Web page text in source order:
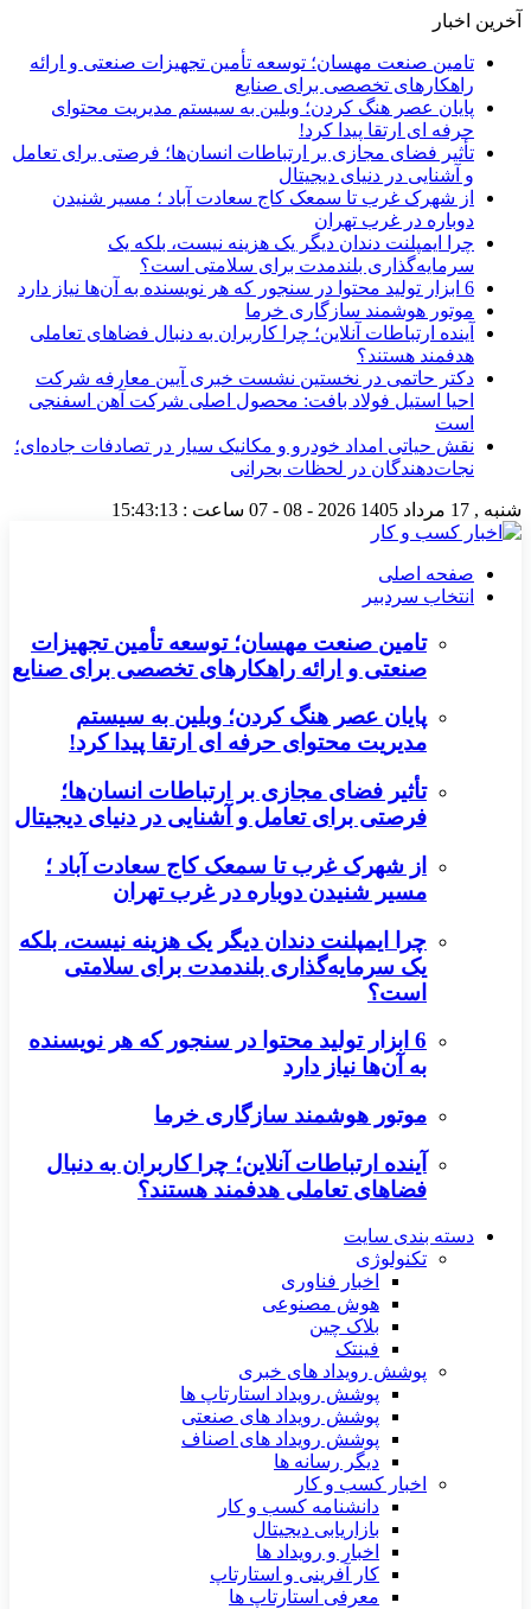
آخرین اخبار
تامین صنعت مهسان؛ توسعه تأمین تجهیزات صنعتی و ارائه
راهکارهای تخصصی برای صنایع
پایان عصر هنگ کردن؛ وبلین به سیستم مدیریت محتوای
حرفه ای ارتقا پیدا کرد!
تأثیر فضای مجازی بر ارتباطات انسان‌ها؛ فرصتی برای تعامل
و آشنایی در دنیای دیجیتال
از شهرک غرب تا سمعک کاج سعادت آباد ؛ مسیر شنیدن
دوباره در غرب تهران
چرا ایمپلنت دندان دیگر یک هزینه نیست، بلکه یک
سرمایه‌گذاری بلندمدت برای سلامتی است؟
6 ابزار تولید محتوا در سنجور که هر نویسنده به آن‌ها نیاز دارد
موتور هوشمند سازگاری خرما
آینده ارتباطات آنلاین؛ چرا کاربران به دنبال فضاهای تعاملی
هدفمند هستند؟
دکتر حاتمی در نخستین نشست خبری آیین معارفه شرکت
احیا استیل فولاد بافت: محصول اصلی شرکت آهن اسفنجی
است
نقش حیاتی امداد خودرو و مکانیک سیار در تصادفات جاده‌ای؛
نجات‌دهندگان در لحظات بحرانی
شنبه , 17 مرداد 1405 2026 - 08 - 07 ساعت : 15:43:14
صفحه اصلی
انتخاب سردبیر
تامین صنعت مهسان؛ توسعه تأمین تجهیزات
صنعتی و ارائه راهکارهای تخصصی برای صنایع
پایان عصر هنگ کردن؛ وبلین به سیستم
مدیریت محتوای حرفه ای ارتقا پیدا کرد!
تأثیر فضای مجازی بر ارتباطات انسان‌ها؛
فرصتی برای تعامل و آشنایی در دنیای دیجیتال
از شهرک غرب تا سمعک کاج سعادت آباد ؛
مسیر شنیدن دوباره در غرب تهران
چرا ایمپلنت دندان دیگر یک هزینه نیست، بلکه
یک سرمایه‌گذاری بلندمدت برای سلامتی
است؟
6 ابزار تولید محتوا در سنجور که هر نویسنده
به آن‌ها نیاز دارد
موتور هوشمند سازگاری خرما
آینده ارتباطات آنلاین؛ چرا کاربران به دنبال
فضاهای تعاملی هدفمند هستند؟
دسته بندی سایت
تکنولوژی
اخبار فناوری
هوش مصنوعی
بلاک چین
فینتک
پوشش رویداد های خبری
پوشش رویداد استارتاپ ها
پوشش رویداد های صنعتی
پوشش رویداد های اصناف
دیگر رسانه ها
اخبار کسب و کار
دانشنامه کسب و کار
بازاریابی دیجیتال
اخبار و رویداد ها
کار آفرینی و استارتاپ
معرفی استارتاپ ها